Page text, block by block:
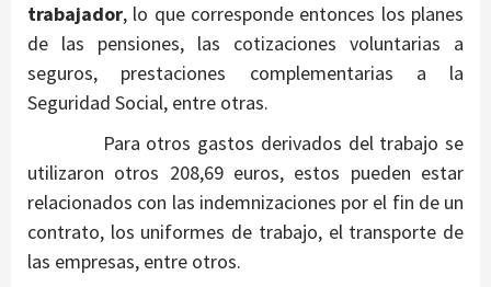
trabajador, lo que corresponde entonces los planes
de las pensiones, las cotizaciones voluntarias a
seguros, prestaciones complementarias a la
Seguridad Social, entre otras.
Para otros gastos derivados del trabajo se
utilizaron otros 208,69 euros, estos pueden estar
relacionados con las indemnizaciones por el fin de un
contrato, los uniformes de trabajo, el transporte de
las empresas, entre otros.